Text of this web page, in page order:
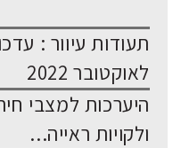
תעודות עיוור :
לאוקטובר 2022
היערכות למצבי
ולקויות ראייה...